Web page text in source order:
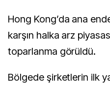
Hong Kong’da ana
karşın halka arz
toparlanma görüldü.
Bölgede şirketlerin ilk